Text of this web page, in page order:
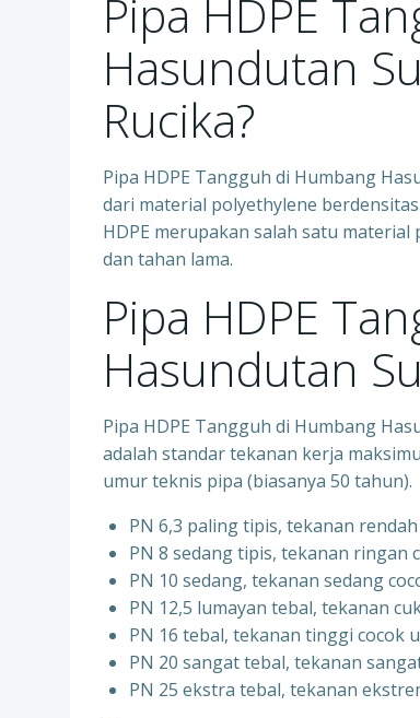
Pipa HDPE
Hasundutan
Rucika?
Pipa HDPE Tangguh di Humbang
dari material polyethylene
HDPE merupakan salah satu
dan tahan lama.
Pipa HDPE
Hasundutan
Pipa HDPE Tangguh di Humbang
adalah standar tekanan kerja
umur teknis pipa (biasanya 50 tahun).
PN 6,3 paling tipis, tekanan
PN 8 sedang tipis, tekanan ringan
PN 10 sedang, tekanan sedang
PN 12,5 lumayan tebal, tekanan
PN 16 tebal, tekanan tinggi cocok
PN 20 sangat tebal, tekanan
PN 25 ekstra tebal, tekanan